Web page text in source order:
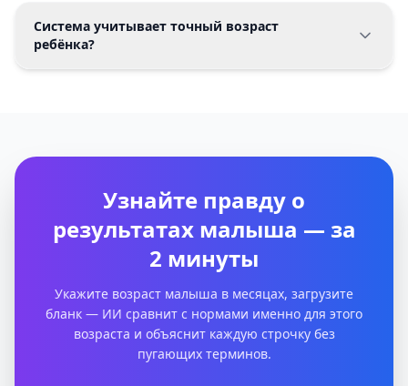
Система учитывает точный возраст
ребёнка?
Узнайте правду о
результатах малыша — за
2 минуты
Укажите возраст малыша в месяцах, загрузите
бланк — ИИ сравнит с нормами именно для этого
возраста и объяснит каждую строчку без
пугающих терминов.